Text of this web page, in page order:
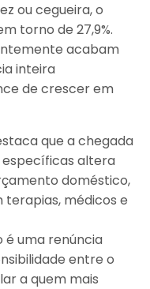
ou cegueira, o
torno de 27,9%.
acabam
inteira
de crescer em
que a chegada
específicas altera
doméstico,
terapias, médicos e
é uma renúncia
entre o
a quem mais